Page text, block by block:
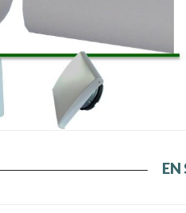
EN